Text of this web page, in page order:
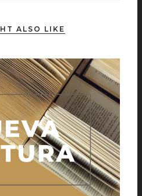
ALSO LIKE